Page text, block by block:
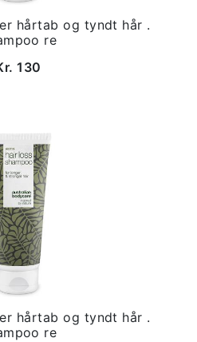
hårtab og tyndt hår .
re
130
hårtab og tyndt hår .
re